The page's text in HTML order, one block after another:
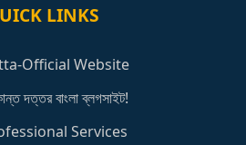
LINKS
Official Website
দত্তর বাংলা ব্লগসাইট!
Services